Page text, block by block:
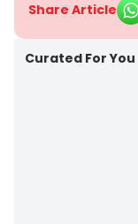
Share Article
Curated For You